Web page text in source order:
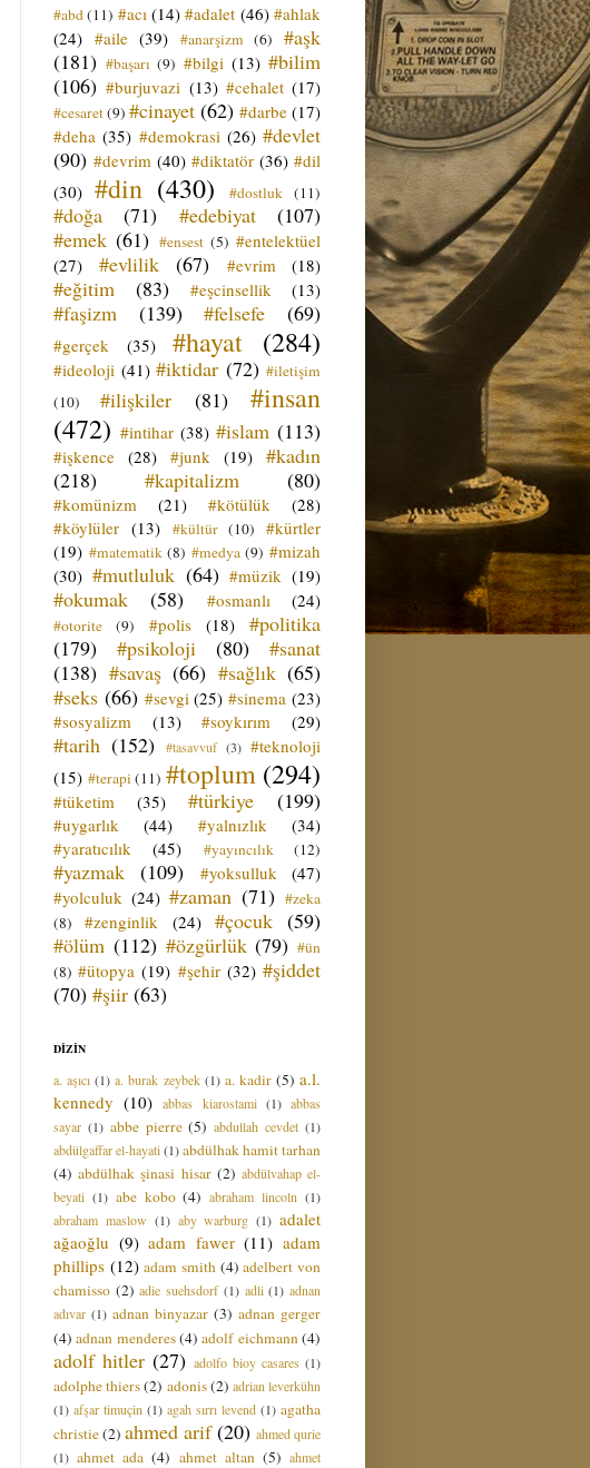
#abd (11) #acı (14) #adalet (46) #ahlak
(24) #aile (39) #anarşizm (6)
#aşk
(181) #başarı (9) #bilgi (13) #bilim
(106) #burjuvazi (13) #cehalet (17)
#cesaret(9) #cinayet (62) #darbe (17)
#deha (35) #demokrasi (26) #devlet
(90) #devrim (40) #diktatör (36) #dil
(30) #din (430) #dostluk (11)
#doğa (71) #edebiyat
(107)
#emek (61) #ensest (5) #entelektüel
(27)
#evlilik (67) #evrim (18)
#eğitim (83) #eşcinsellik (13)
#faşizm (139) #felsefe (69)
#gerçek (35) #hayat (284)
#ideoloji (41) #iktidar (72) #iletişim
(10)
#ilişkiler (81)
#insan
(472) #intihar (38) #islam (113)
#işkence (28) #junk (19) #kadın
(218)
#kapitalizm (80)
#komünizm (21) #kötülük
(28)
#köylüler (13) #kültür (10)
#kürtler
(19) #matematik (8) #medya (9) #mizah
(30) #mutluluk (64) #müzik (19)
#okumak (58) #osmanlı (24)
#otorite (9) #polis (18)
#politika
(179)
#psikoloji (80)
#sanat
(138) #savaş (66) #sağlık (65)
#seks (66) #sevgi (25) #sinema (23)
#sosyalizm
(13) #soykırım (29)
#tarih (152) #tasavvuf (3) #teknoloji
(15) #terapi (11) #toplum (294)
#tüketim (35) #türkiye (199)
#uygarlık (44) #yalnızlık
(34)
#yaratıcılık
(45) #yayıncılık (12)
#yazmak (109) #yoksulluk
(47)
#yolculuk (24) #zaman (71) #zeka
(8)
#zenginlik (24) #çocuk (59)
#ölüm (112) #özgürlük (79) #ün
(8) #ütopya (19) #şehir (32) #şiddet
(70) #şiir (63)
DİZİN
a. aşıcı (1) a. burak zeybek (1) a. kadir (5) a.l.
kennedy (10) abbas kiarostami (1) abbas
sayar (1) abbe pierre (5) abdullah cevdet (1)
abdülgaffar el-hayati(1)abdülhak hamit tarhan
(4) abdülhak şinasi hisar (2) abdülvahap el-
beyati (1) abe kobo (4) abraham lincoln (1)
abraham maslow (1) aby warburg (1) adalet
ağaoğlu (9) adam fawer (11) adam
phillips (12) adam smith (4) adelbert von
chamisso (2) adie suehsdorf (1) adli (1) adnan
adıvar (1) adnan binyazar (3) adnan gerger
(4) adnan menderes(4) adolf eichmann (4)
adolf hitler (27) adolfo bioy casares (1)
adolphe thiers(2) adonis(2) adrian leverkühn
(1) afşar timuçin (1) agah sırrı levend (1) agatha
christie(2) ahmed arif (20) ahmed qurie
(1) ahmet ada (4) ahmet altan (5) ahmet